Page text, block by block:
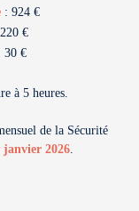
: 924 €
€
30 €
à 5 heures.
de la Sécurité
janvier 2026.